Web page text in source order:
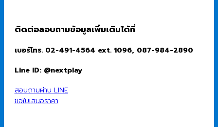
สำหรับ
เกมส์
ไร้
Dell
Alienware
ติดต่อสอบถามข้อมูลเพิ่มเติมได้ที่
เบอร์โทร. 02-491-4564 ext. 1096, 087-984-2890
Line ID: @nextplay
สอบถามผ่าน LINE
ขอใบเสนอราคา